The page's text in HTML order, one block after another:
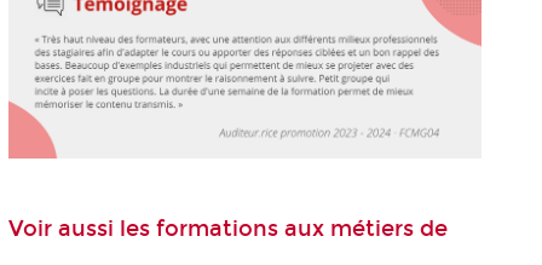
Voir aussi les formations aux métiers de